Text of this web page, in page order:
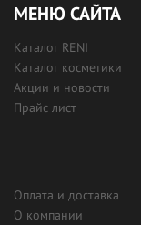
МЕНЮ САЙТА
Каталог RENI
Каталог косметики
Акции и новости
Прайс лист
Оплата и доставка
О компании